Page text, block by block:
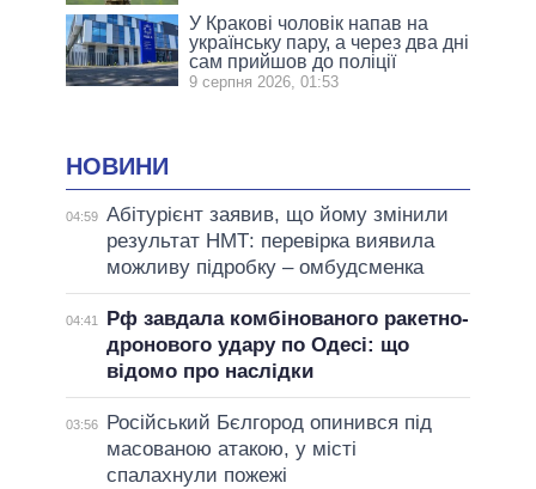
У Кракові чоловік напав на
українську пару, а через два дні
сам прийшов до поліції
9 серпня 2026, 01:53
НОВИНИ
04:59 Абітурієнт заявив, що йому змінили
результат НМТ: перевірка виявила
можливу підробку – омбудсменка
04:41
Рф завдала комбінованого ракетно-
дронового удару по Одесі: що
відомо про наслідки
03:56
Російський Бєлгород опинився під
масованою атакою, у місті
спалахнули пожежі